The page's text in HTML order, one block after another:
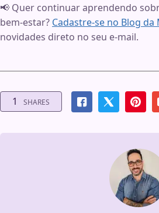
📢 Quer continuar aprendendo
bem-estar? Cadastre-se no Blog da
novidades direto no seu e-mail.
1 SHARES